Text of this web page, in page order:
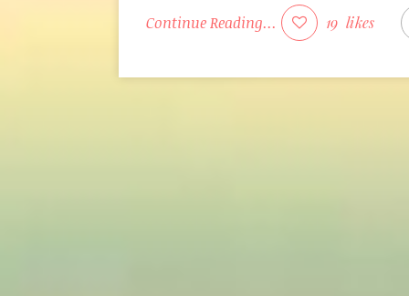
Continue Reading... 19 likes